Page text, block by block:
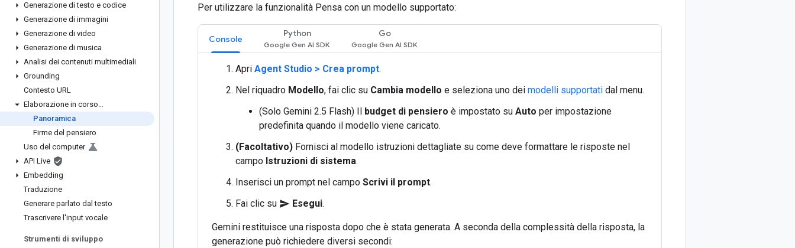
Generazione di testo e codice
Generazione di immagini
Generazione di video
Generazione di musica
Analisi dei contenuti multimediali
Grounding
Contesto URL
Elaborazione in corso…
Panoramica
Firme del pensiero
Uso del computer
API Live
Embedding
Traduzione
Generare parlato dal testo
Trascrivere l'input vocale
Strumenti di sviluppo
Per utilizzare la funzionalità Pensa con un modello supportato:
Console
Python Go
Apri Agent Studio > Crea prompt.
Nel riquadro Modello, fai clic su Cambia modello e seleziona uno dei modelli supportati dal menu.
(Solo Gemini 2.5 Flash) Il budget di pensiero è impostato su Auto per impostazione
predefinita quando il modello viene caricato.
(Facoltativo) Fornisci al modello istruzioni dettagliate su come deve formattare le risposte nel
campo Istruzioni di sistema.
Inserisci un prompt nel campo Scrivi il prompt.
Fai clic su send Esegui.
Gemini restituisce una risposta dopo che è stata generata. A seconda della complessità della risposta, la
generazione può richiedere diversi secondi: